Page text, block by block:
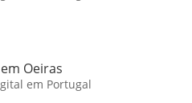
Oeiras
em Portugal